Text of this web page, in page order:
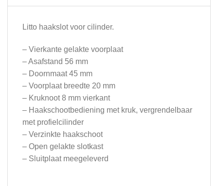
Litto haakslot voor cilinder.
– Vierkante gelakte voorplaat
– Asafstand 56 mm
– Doornmaat 45 mm
– Voorplaat breedte 20 mm
– Kruknoot 8 mm vierkant
– Haakschootbediening met kruk, vergrendelbaar
met profielcilinder
– Verzinkte haakschoot
– Open gelakte slotkast
– Sluitplaat meegeleverd